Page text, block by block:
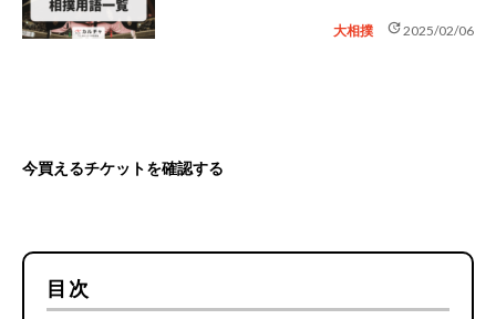
大相撲 update2025/02/06
今買えるチケットを確認する
目次